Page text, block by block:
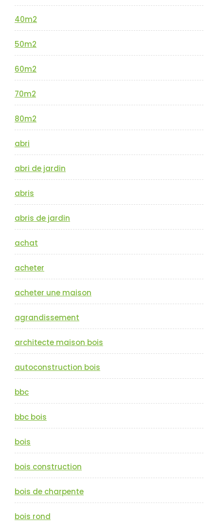
40m2
50m2
60m2
70m2
80m2
abri
abri de jardin
abris
abris de jardin
achat
acheter
acheter une maison
agrandissement
architecte maison bois
autoconstruction bois
bbc
bbc bois
bois
bois construction
bois de charpente
bois rond